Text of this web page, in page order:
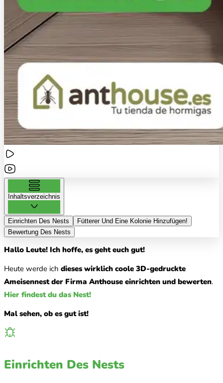
Inhaltsverzeichnis
Einrichten Des Nests
Fütterer Und Eine Kolonie Hinzufügen!
Bewertung Des Nests
Hallo Leute! Ich hoffe, es geht euch gut!
Heute werde ich dieses wirklich coole 3D-gedruckte
Ameisennest der Firma Anthouse einrichten und bewerten.
Hier findest du das Nest!
Mal sehen, ob es gut ist!
Einrichten Des Nests